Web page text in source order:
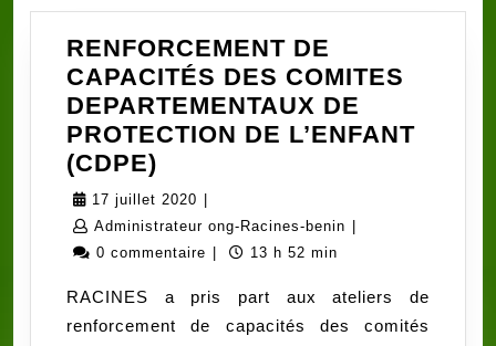
RENFORCEMENT DE
CAPACITÉS DES COMITES
DEPARTEMENTAUX DE
PROTECTION DE L’ENFANT
(CDPE)
DE
CAPACITÉS
DES
DEPARTEMENTAUX
DE
17 juillet 2020 17
juillet
2020
Administrateur ong-Racines-benin Administrateur
benin
0 commentaire
13 h 52 min
RACINES a pris part aux ateliers de
renforcement de capacités des comités